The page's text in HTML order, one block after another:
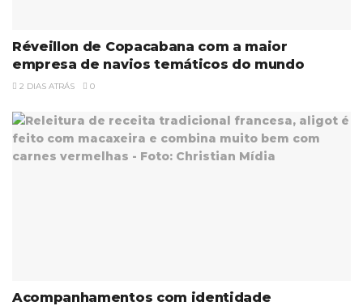
Réveillon de Copacabana com a maior
empresa de navios temáticos do mundo
2 DIAS ATRÁS 0
Acompanhamentos com identidade